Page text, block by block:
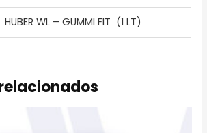
HUBER WL – GUMMI FIT (1 LT)